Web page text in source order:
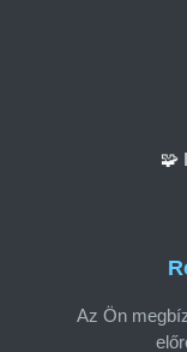
Az Ön
🧩